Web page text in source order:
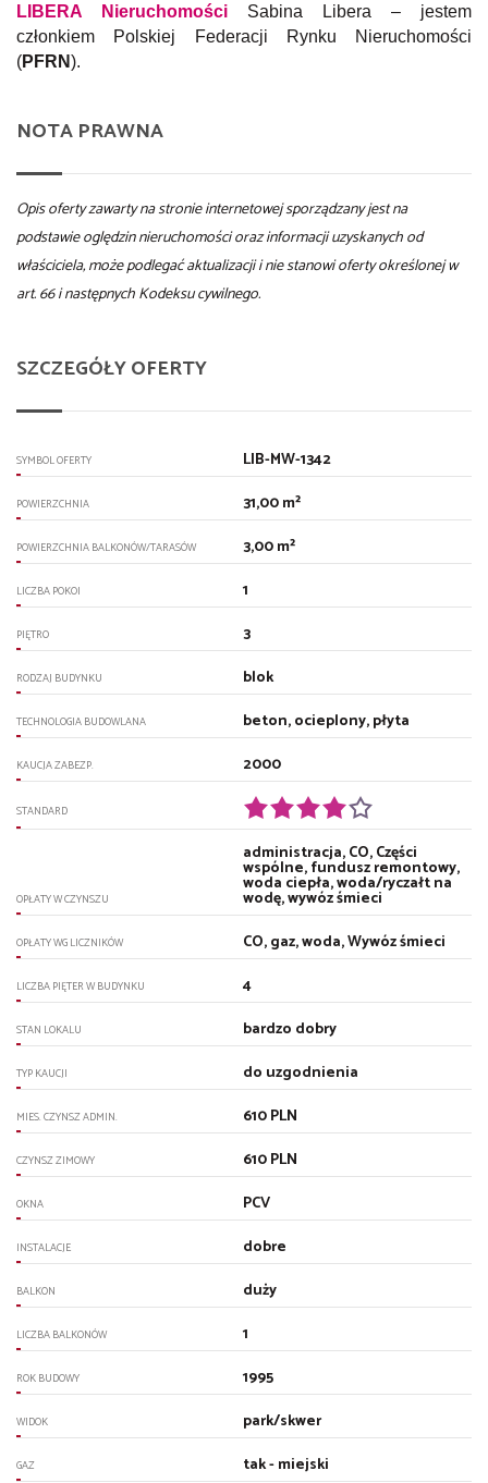
LIBERA Nieruchomości
Sabina Libera – jestem
członkiem Polskiej Federacji Rynku Nieruchomości
(PFRN).
NOTA PRAWNA
Opis oferty zawarty na stronie internetowej sporządzany jest na
podstawie oględzin nieruchomości oraz informacji uzyskanych od
właściciela, może podlegać aktualizacji i nie stanowi oferty określonej w
art. 66 i następnych Kodeksu cywilnego.
SZCZEGÓŁY OFERTY
SYMBOL OFERTY LIB-MW-1342
POWIERZCHNIA 31,00 m²
POWIERZCHNIA BALKONÓW/TARASÓW 3,00 m²
LICZBA POKOI 1
PIĘTRO 3
RODZAJ BUDYNKU blok
TECHNOLOGIA BUDOWLANA beton, ocieplony, płyta
KAUCJA ZABEZP. 2000
STANDARD
OPŁATY W CZYNSZU
administracja, CO, Części
wspólne, fundusz remontowy,
woda ciepła, woda/ryczałt na
wodę, wywóz śmieci
OPŁATY WG LICZNIKÓW CO, gaz, woda, Wywóz śmieci
LICZBA PIĘTER W BUDYNKU 4
STAN LOKALU bardzo dobry
TYP KAUCJI do uzgodnienia
MIES. CZYNSZ ADMIN. 610 PLN
CZYNSZ ZIMOWY 610 PLN
OKNA PCV
INSTALACJE dobre
BALKON duży
LICZBA BALKONÓW 1
ROK BUDOWY 1995
WIDOK park/skwer
GAZ tak - miejski